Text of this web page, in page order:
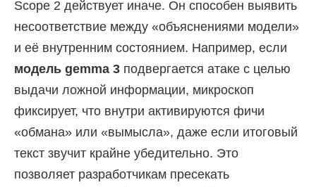
Scope 2 действует иначе. Он способен выявить
несоответствие между «объяснениями модели»
и её внутренним состоянием. Например, если
модель gemma 3 подвергается атаке с целью
выдачи ложной информации, микроскоп
фиксирует, что внутри активируются фичи
«обмана» или «вымысла», даже если итоговый
текст звучит крайне убедительно. Это
позволяет разработчикам пресекать